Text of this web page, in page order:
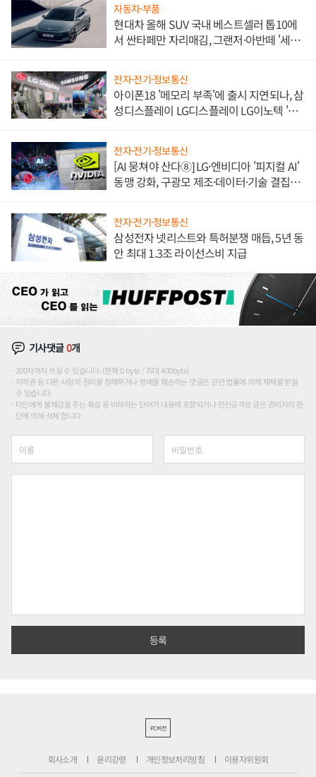
자동차·부품
현대차 올해 SUV 국내 베스트셀러 톱10에
서 싼타페만 자리매김, 그랜저·아반떼 '세단
전자·전기·정보통신
아이폰18 '메모리 부족'에 출시 지연되나, 삼
성디스플레이 LG디스플레이 LG이노텍 '탈
전자·전기·정보통신
[AI 뭉쳐야 산다⑧] LG·엔비디아 '피지컬 AI'
동맹 강화, 구광모 제조·데이터·기술 결집
전자·전기·정보통신
삼성전자 넷리스트와 특허분쟁 매듭, 5년 동
안 최대 1.3조 라이선스비 지급
기사댓글0개
200자까지 쓰실 수 있습니다. (현재 0 byte / 최대 400byte)
저작권 등 다른 사람의 권리를 침해하거나 명예를 훼손하는 댓글은 관련 법률에 의해 제재를 받을
수 있습니다.
타인에게 불쾌감을 주는 욕설 등 비하하는 단어가 내용에 포함되거나 인신공격성 글은 관리자의 판
단에 의해 삭제 합니다.
PC버전
회사소개 윤리강령 개인정보처리방침 이용자위원회